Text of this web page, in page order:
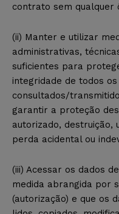
contrato sem qualquer
(ii) Manter e utilizar
administrativas,
suficientes para
integridade de todos
consultados/
garantir a proteção
autorizado, destruição,
perda acidental ou
(iii) Acessar os dados
medida abrangida por
(autorização) e que os